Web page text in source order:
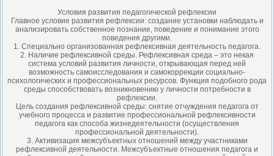
Условия развития педагогической рефлексии
Главное условие развития рефлексии: создание установки наблюдать и
анализировать собственное познание, поведение и понимание этого
поведения другими.
1. Специально организованная рефлексивная деятельность педагога.
2. Наличие рефлексивной среды. Рефлексивная среда – это некая
система условий развития личности, открывающая перед ней
возможность самоисследования и самокоррекции социально-
психологических и профессиональных ресурсов. Функция подобного рода
среды способствовать возникновению у личности потребности в
рефлексии.
Цель создания рефлексивной среды: снятие отчуждения педагога от
учебного процесса и развитие профессиональной рефлексивности
педагога как способа жизнедеятельности (осуществления
профессиональной деятельности).
3. Активизация межсубъектных отношений между участниками
рефлексивной деятельности. Межсубъектные отношения педагога и